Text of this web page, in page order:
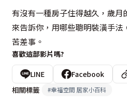
有沒有一種房子住得越久，歲
來告訴你，用哪些聰明裝潢手
苦差事。
喜歡這部影片嗎?
LINE Facebook
相關標籤
#幸福空間 居家小百科